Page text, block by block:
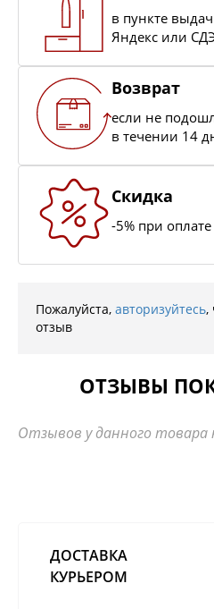
в пункте
Яндекс или
Возврат
если не
в течении 14
Скидка
-5% при
Пожалуйста, авторизуйтесь,
отзыв
ОТЗЫВЫ
Отзывов у данного товара
ДОСТАВКА
КУРЬЕРОМ